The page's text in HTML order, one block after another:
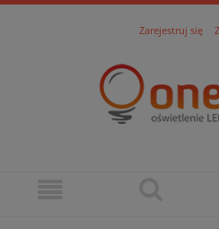
Zarejestruj się